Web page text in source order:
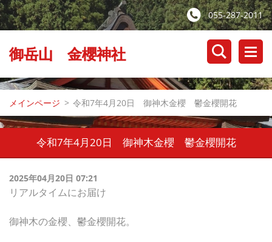
055-287-2011
御岳山 金櫻神社
メインページ > 令和7年4月20日 御神木金櫻 鬱金櫻開花
令和7年4月20日 御神木金櫻 鬱金櫻開花
2025年04月20日 07:21
リアルタイムにお届け
御神木の金櫻、鬱金櫻開花。